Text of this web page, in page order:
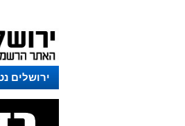
ירושלים
לפרסום